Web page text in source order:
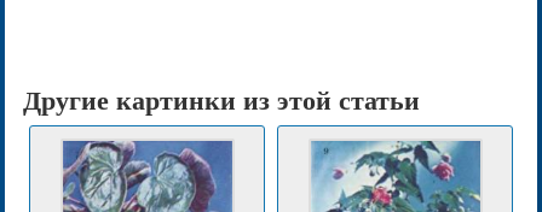
Другие картинки из этой статьи